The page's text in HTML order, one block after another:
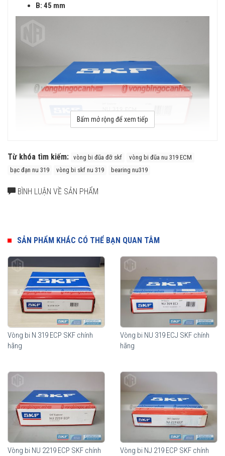
B: 45 mm
Vòng bi SKF NU 319 ECM có cấu tạo vòng cách bằng Đồng
rung động tốt, khả năng tăng tốc nhanh, phù hợp ứng dụng có vận
Ưu điểm củavòng bi đũa đỡ SKF
lăn hình trụ. Biên dạng hình học của con lăn dạng logarithmic giúp
phân bổ tải trọng một cách tối ưu trên toàn bộ vùng tiếp xúc trong
vòng bi. Độ nhẵn bề mặt của con lăn tối đa khả năng hình thành
màng bôi trơn, giúp tối ưu hoá chuyển động lăn của con lăn. Lợi
ích mang lại từ những tính năng vượt trội này so với thiết kế truyền
thống là khả năng nâng cao độ tin cậy khi vận hành và khả năng
chịu sự lệch trục tốt hơn.
Bấm mở rộng để xem tiếp
Từ khóa tìm kiếm: vòng bi đũa đỡ skf
vòng bi đũa nu 319 ECM
bạc đạn nu 319
vòng bi skf nu 319 bearing nu319
BÌNH LUẬN VỀ SẢN PHẨM
SẢN PHẨM KHÁC CÓ THỂ BẠN QUAN TÂM
Vòng bi N 319 ECP SKF chính
hãng
Vòng bi NU 319 ECJ SKF chính
hãng
Vòng bi NU 2219 ECP SKF chính Vòng bi NJ 219 ECP SKF chính